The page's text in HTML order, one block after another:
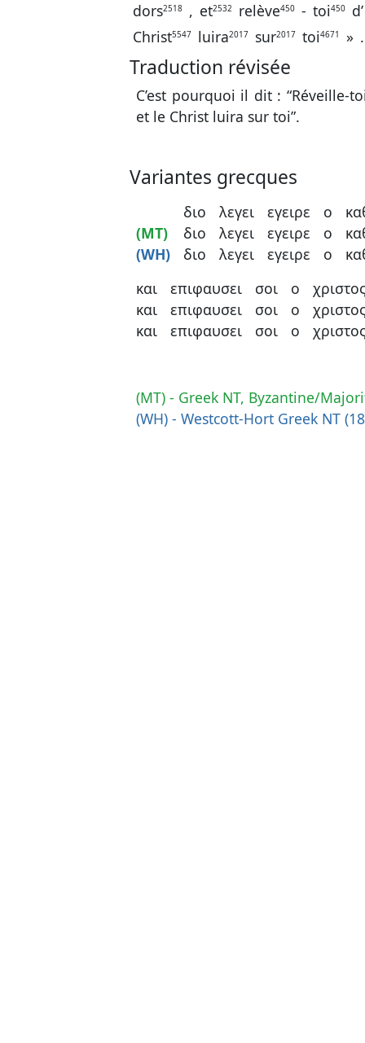
dors2518 , et2532 relève450 - toi450
d’
Christ5547 luira2017 sur2017 toi4671 » .
Traduction révisée
C’est pourquoi il dit : “Réveille-
et le Christ luira sur toi”.
Variantes grecques
(MT)
(WH)
διο
διο
διο
λεγει
λεγει
λεγει
εγειρε
εγειρε
εγειρε
ο
ο
ο
και
και
και
επιφαυσει
επιφαυσει
επιφαυσει
σοι
σοι
σοι
ο
ο
ο
(MT) - Greek NT, Byzantine/
(WH) - Westcott-Hort Greek NT